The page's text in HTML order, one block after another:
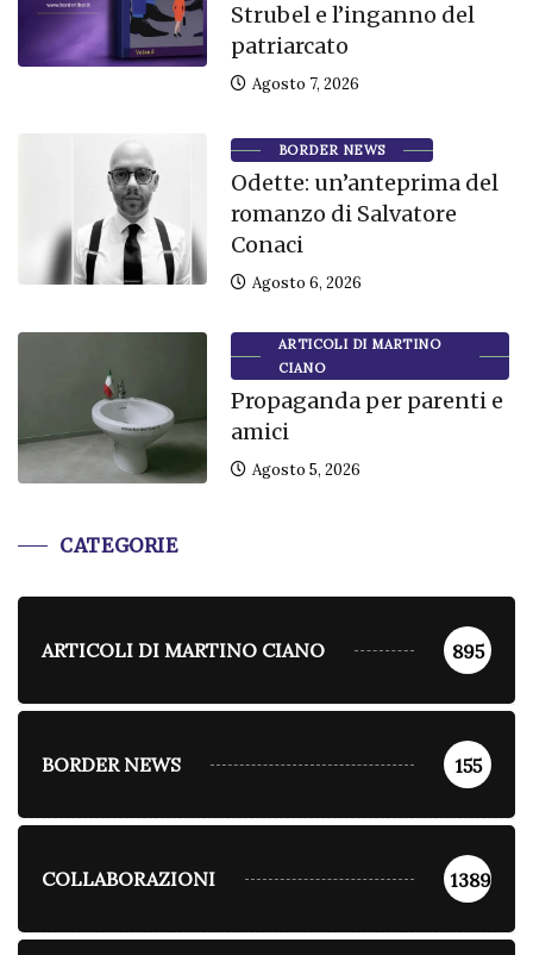
Strubel e l’inganno del
patriarcato
Agosto 7, 2026
BORDER NEWS
Odette: un’anteprima del
romanzo di Salvatore
Conaci
Agosto 6, 2026
ARTICOLI DI MARTINO
CIANO
Propaganda per parenti e
amici
Agosto 5, 2026
CATEGORIE
ARTICOLI DI MARTINO CIANO 895
BORDER NEWS 155
COLLABORAZIONI 1389